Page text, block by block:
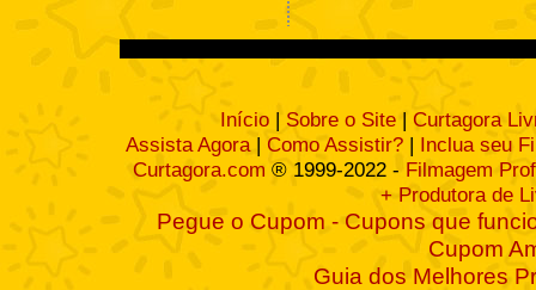
Início | Sobre o Site | Curtagora
Assista Agora| Como Assistir? | Inclua seu
Curtagora.com ® 1999-2022 - Filmagem
+ Produtora de
Pegue o Cupom - Cupons que
Cupom
Guia dos Melhores